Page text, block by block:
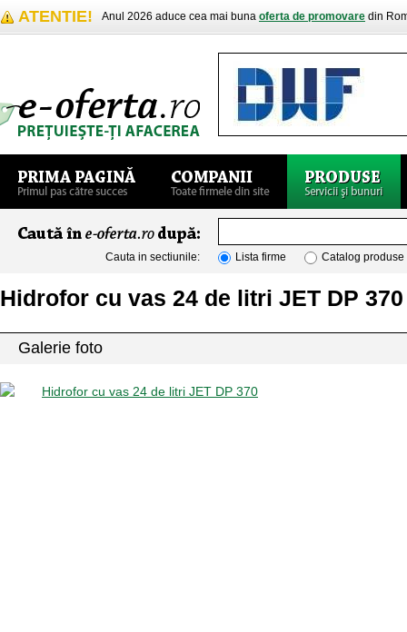
ATENTIE! Anul 2026 aduce cea mai buna oferta de promovare din
Cauta in sectiunile: Lista firme Catalog produse
Hidrofor cu vas 24 de litri JET DP 370
Galerie foto